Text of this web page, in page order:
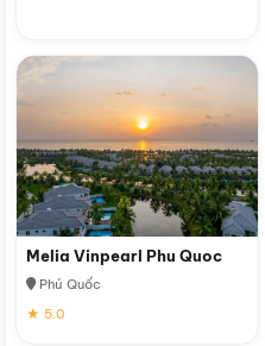
Melia Vinpearl Phu Quoc
Phú Quốc
★ 5.0